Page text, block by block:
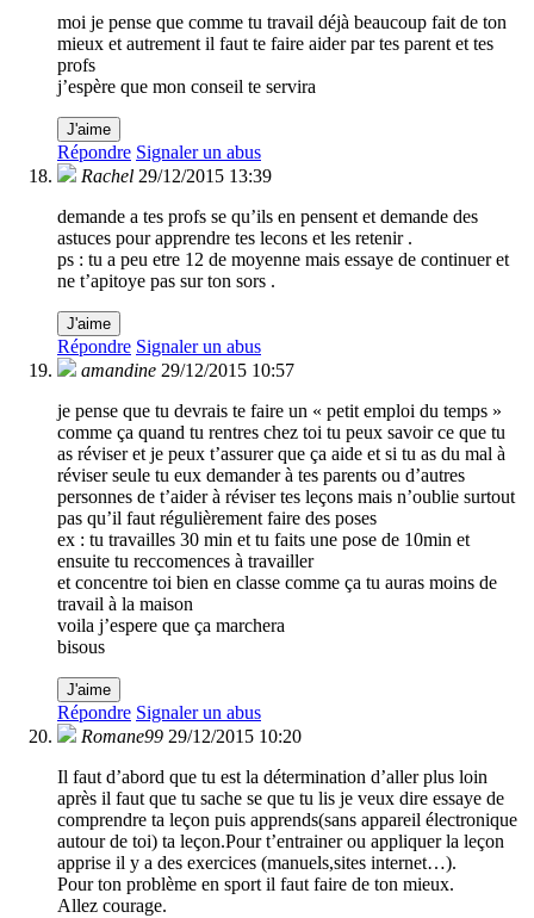
moi je pense que comme tu travail déjà beaucoup fait de ton
mieux et autrement il faut te faire aider par tes parent et tes
profs
j’espère que mon conseil te servira
J'aime
Répondre Signaler un abus
Rachel 29/12/2015 13:39
demande a tes profs se qu’ils en pensent et demande des
astuces pour apprendre tes lecons et les retenir .
ps : tu a peu etre 12 de moyenne mais essaye de continuer et
ne t’apitoye pas sur ton sors .
J'aime
Répondre Signaler un abus
amandine 29/12/2015 10:57
je pense que tu devrais te faire un « petit emploi du temps »
comme ça quand tu rentres chez toi tu peux savoir ce que tu
as réviser et je peux t’assurer que ça aide et si tu as du mal à
réviser seule tu eux demander à tes parents ou d’autres
personnes de t’aider à réviser tes leçons mais n’oublie surtout
pas qu’il faut régulièrement faire des poses
ex : tu travailles 30 min et tu faits une pose de 10min et
ensuite tu reccomences à travailler
et concentre toi bien en classe comme ça tu auras moins de
travail à la maison
voila j’espere que ça marchera
bisous
J'aime
Répondre Signaler un abus
Romane99 29/12/2015 10:20
Il faut d’abord que tu est la détermination d’aller plus loin
après il faut que tu sache se que tu lis je veux dire essaye de
comprendre ta leçon puis apprends(sans appareil électronique
autour de toi) ta leçon.Pour t’entrainer ou appliquer la leçon
apprise il y a des exercices (manuels,sites internet…).
Pour ton problème en sport il faut faire de ton mieux.
Allez courage.